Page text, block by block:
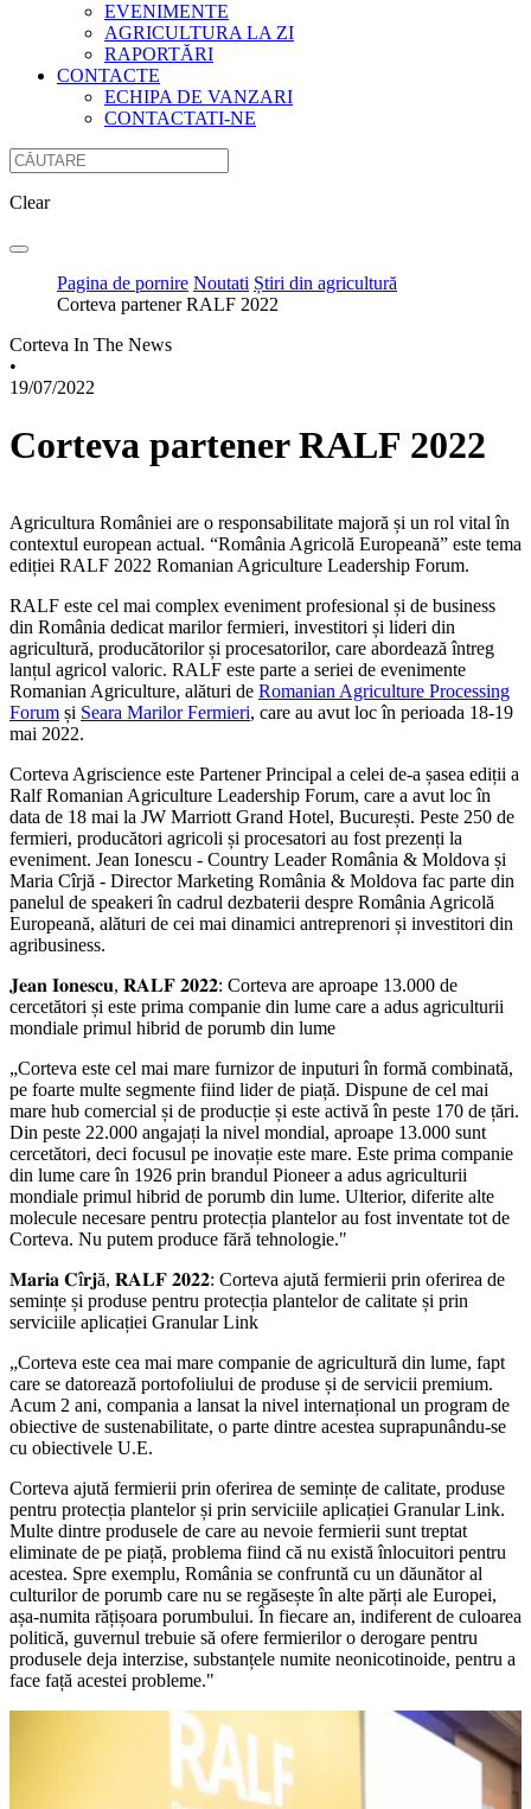
EVENIMENTE
AGRICULTURA LA ZI
RAPORTĂRI
CONTACTE
ECHIPA DE VANZARI
CONTACTATI-NE
Clear
Pagina de pornire Noutati Știri din agricultură
Corteva partener RALF 2022
Corteva In The News
•
19/07/2022
Corteva partener RALF 2022
Agricultura României are o responsabilitate majoră și un rol vital în
contextul european actual. “România Agricolă Europeană” este tema
ediției RALF 2022 Romanian Agriculture Leadership Forum.
RALF este cel mai complex eveniment profesional și de business
din România dedicat marilor fermieri, investitori și lideri din
agricultură, producătorilor și procesatorilor, care abordează întreg
lanțul agricol valoric. RALF este parte a seriei de evenimente
Romanian Agriculture, alături de Romanian Agriculture Processing
Forum și Seara Marilor Fermieri, care au avut loc în perioada 18-19
mai 2022.
Corteva Agriscience este Partener Principal a celei de-a șasea ediții a
Ralf Romanian Agriculture Leadership Forum, care a avut loc în
data de 18 mai la JW Marriott Grand Hotel, București. Peste 250 de
fermieri, producători agricoli și procesatori au fost prezenți la
eveniment. Jean Ionescu - Country Leader România & Moldova și
Maria Cîrjă - Director Marketing România & Moldova fac parte din
panelul de speakeri în cadrul dezbaterii despre România Agricolă
Europeană, alături de cei mai dinamici antreprenori și investitori din
agribusiness.
𝐉𝐞𝐚𝐧 𝐈𝐨𝐧𝐞𝐬𝐜𝐮, 𝐑𝐀𝐋𝐅 𝟐𝟎𝟐𝟐: Corteva are aproape 13.000 de
cercetători și este prima companie din lume care a adus agriculturii
mondiale primul hibrid de porumb din lume
„Corteva este cel mai mare furnizor de inputuri în formă combinată,
pe foarte multe segmente fiind lider de piață. Dispune de cel mai
mare hub comercial și de producție și este activă în peste 170 de țări.
Din peste 22.000 angajați la nivel mondial, aproape 13.000 sunt
cercetători, deci focusul pe inovație este mare. Este prima companie
din lume care în 1926 prin brandul Pioneer a adus agriculturii
mondiale primul hibrid de porumb din lume. Ulterior, diferite alte
molecule necesare pentru protecția plantelor au fost inventate tot de
Corteva. Nu putem produce fără tehnologie."
𝐌𝐚𝐫𝐢𝐚 𝐂î𝐫𝐣ă, 𝐑𝐀𝐋𝐅 𝟐𝟎𝟐𝟐: Corteva ajută fermierii prin oferirea de
semințe și produse pentru protecția plantelor de calitate și prin
serviciile aplicației Granular Link
„Corteva este cea mai mare companie de agricultură din lume, fapt
care se datorează portofoliului de produse și de servicii premium.
Acum 2 ani, compania a lansat la nivel internațional un program de
obiective de sustenabilitate, o parte dintre acestea suprapunându-se
cu obiectivele U.E.
Corteva ajută fermierii prin oferirea de semințe de calitate, produse
pentru protecția plantelor și prin serviciile aplicației Granular Link.
Multe dintre produsele de care au nevoie fermierii sunt treptat
eliminate de pe piață, problema fiind că nu există înlocuitori pentru
acestea. Spre exemplu, România se confruntă cu un dăunător al
culturilor de porumb care nu se regăsește în alte părți ale Europei,
așa-numita rățișoara porumbului. În fiecare an, indiferent de culoarea
politică, guvernul trebuie să ofere fermierilor o derogare pentru
produsele deja interzise, substanțele numite neonicotinoide, pentru a
face față acestei probleme."